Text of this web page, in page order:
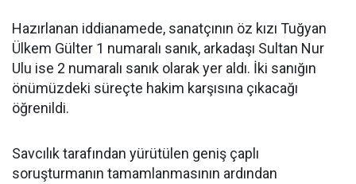
Hazırlanan iddianamede, sanatçının öz kızı Tuğyan
Ülkem Gülter 1 numaralı sanık, arkadaşı Sultan Nur
Ulu ise 2 numaralı sanık olarak yer aldı. İki sanığın
önümüzdeki süreçte hakim karşısına çıkacağı
öğrenildi.
Savcılık tarafından yürütülen geniş çaplı
soruşturmanın tamamlanmasının ardından